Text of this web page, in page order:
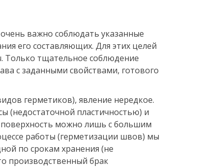
важно соблюдать указанные
его составляющих. Для этих целей
Только тщательное соблюдение
с заданными свойствами, готового
герметиков), явление нередкое.
(недостаточной пластичностью) и
поверхность можно лишь с большим
работы (герметизации швов) мы
по срокам хранения (не
производственный брак